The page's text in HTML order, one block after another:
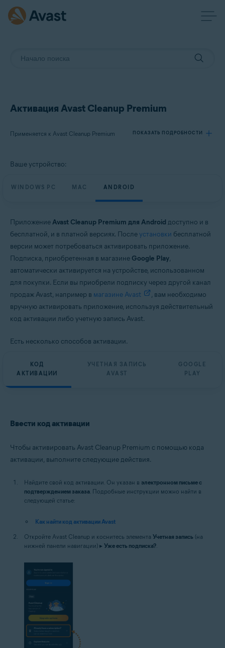
Активация Avast Cleanup Premium
Применяется к Avast Cleanup Premium ПОКАЗАТЬ ПОДРОБНОСТИ
Avast Cleanup Premium
Windows, macOS и Android
Ваше устройство:
WINDOWS PC MAC ANDROID
ПриложениеAvast Cleanup Premium для Android доступно и в
бесплатной, и в платной версиях. Послеустановки бесплатной
версии может потребоваться активировать приложение.
Подписка, приобретенная в магазине Google Play,
автоматически активируется на устройстве, использованном
для покупки. Если вы приобрели подписку через другой канал
продаж Avast, например в магазине Avast
, вам необходимо
вручную активировать приложение, используя действительный
код активации либо учетную запись Avast.
Есть несколько способов активации.
КОД
АКТИВАЦИИ
УЧЕТНАЯ ЗАПИСЬ
AVAST
GOOGLE
PLAY
Ввести код активации
Чтобы активировать Avast Cleanup Premium с помощью кода
активации, выполните следующие действия.
Найдите свой код активации. Он указан в электронном письме с
подтверждением заказа. Подробные инструкции можно найти в
следующей статье:
Как найти код активации Avast
Откройте Avast Cleanup и коснитесь элемента Учетная запись (на
нижней панели навигации) ▸ Уже есть подписка?.